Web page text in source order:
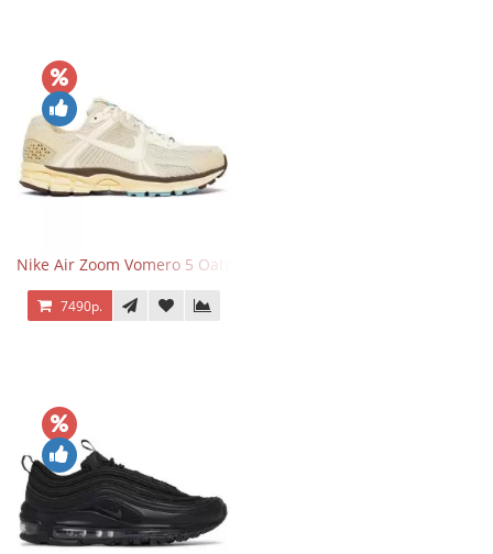
Nike Air Zoom Vomero 5 Oatmeal
7490р.